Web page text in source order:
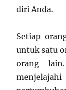
diri Anda.
Setiap
untuk satu
orang